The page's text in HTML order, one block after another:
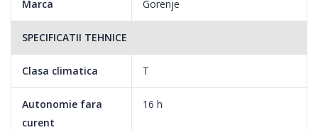
Marca Gorenje
SPECIFICATII TEHNICE
Clasa climatica T
Autonomie fara
curent
16 h